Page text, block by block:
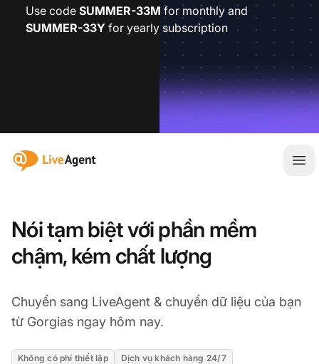
Use code SUMMER-33M for monthly and
SUMMER-33Y for yearly subscription
:site.title
Mở
Nói tạm biệt với phần mềm
chậm, kém chất lượng
Chuyển sang LiveAgent & chuyển dữ liệu của bạn
từ Gorgias ngay hôm nay.
Không có phí thiết lập
Dịch vụ khách hàng 24/7